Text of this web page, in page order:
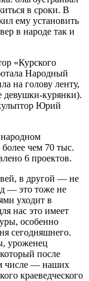
в сроки. В
ему установить
в народе так и
«Курского
Народный
на голову ленту,
девушки-курянки).
Юрий
чем 70 тыс.
6 проектов.
в другой — не
— это тоже не
уходит в
нас это имеет
особенно
сегодняшнего.
уроженец
после
числе — наших
краеведческого